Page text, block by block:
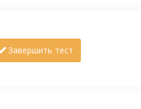
Завершить тест